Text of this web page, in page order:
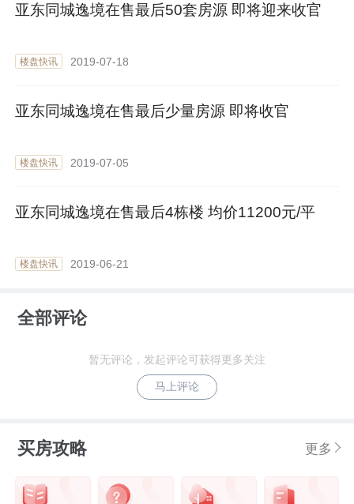
亚东同城逸境在售最后50套房源 即将迎来收官
楼盘快讯 2019-07-18
亚东同城逸境在售最后少量房源 即将收官
楼盘快讯 2019-07-05
亚东同城逸境在售最后4栋楼 均价11200元/平
楼盘快讯 2019-06-21
全部评论
暂无评论，发起评论可获得更多关注
马上评论
买房攻略 更多